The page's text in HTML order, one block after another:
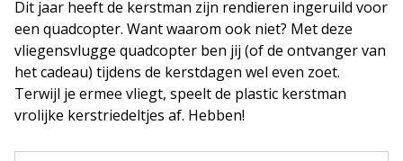
Dit jaar heeft de kerstman zijn rendieren ingeruild voor
een quadcopter. Want waarom ook niet? Met deze
vliegensvlugge quadcopter ben jij (of de ontvanger van
het cadeau) tijdens de kerstdagen wel even zoet.
Terwijl je ermee vliegt, speelt de plastic kerstman
vrolijke kerstriedeltjes af. Hebben!